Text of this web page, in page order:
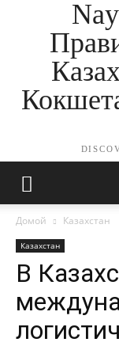
Домой Казахстан
Казахстан
В